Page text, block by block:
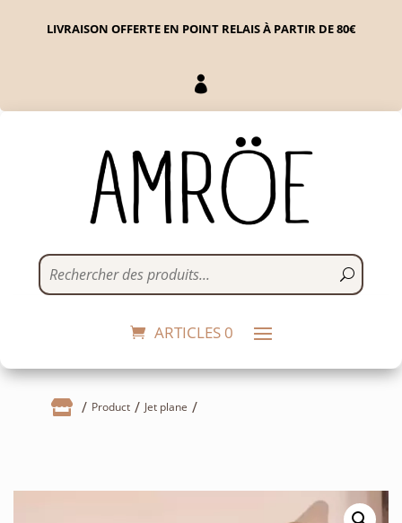
LIVRAISON OFFERTE EN POINT RELAIS À PARTIR DE 80€

ARTICLES 0
 Product Jet plane
25 cartes pour tester si
on se connaît